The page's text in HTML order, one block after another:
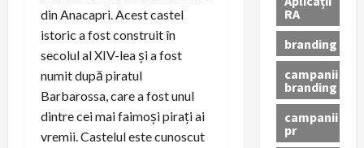
din Anacapri. Acest castel
istoric a fost construit în
secolul al XIV-lea și a fost
numit după piratul
Barbarossa, care a fost unul
dintre cei mai faimoși pirați ai
vremii. Castelul este cunoscut
RA
branding
campanii
branding
campanii
pr